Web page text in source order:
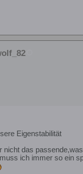
Eigenstabilität
nicht das
ich immer so ein